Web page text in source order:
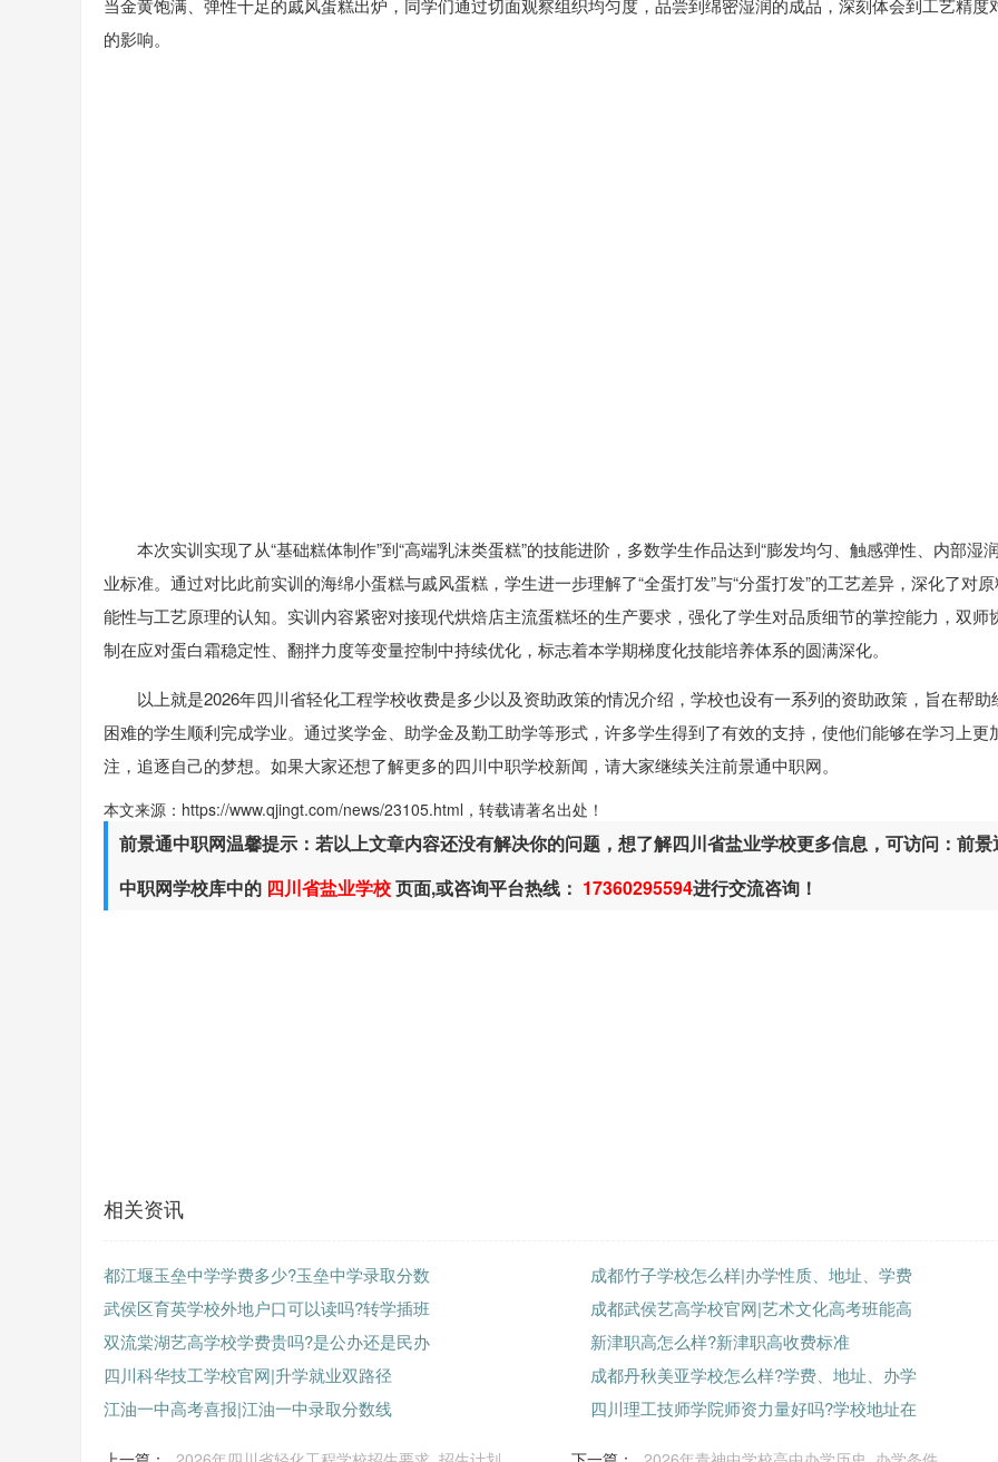
当金黄饱满、弹性十足的戚风蛋糕出炉，同学们通过切面观察组织均匀度，品尝到绵密湿润的成品，深刻体会到工艺精度
的影响。
本次实训实现了从“基础糕体制作”到“高端乳沫类蛋糕”的技能进阶，多数学生作品达到“膨发均匀、触感弹性、内部湿
业标准。通过对比此前实训的海绵小蛋糕与戚风蛋糕，学生进一步理解了“全蛋打发”与“分蛋打发”的工艺差异，深化了对
能性与工艺原理的认知。实训内容紧密对接现代烘焙店主流蛋糕坯的生产要求，强化了学生对品质细节的掌控能力，双师
制在应对蛋白霜稳定性、翻拌力度等变量控制中持续优化，标志着本学期梯度化技能培养体系的圆满深化。
以上就是2026年四川省轻化工程学校收费是多少以及资助政策的情况介绍，学校也设有一系列的资助政策，旨在帮助
困难的学生顺利完成学业。通过奖学金、助学金及勤工助学等形式，许多学生得到了有效的支持，使他们能够在学习上更
注，追逐自己的梦想。如果大家还想了解更多的四川中职学校新闻，请大家继续关注前景通中职网。
本文来源：https://www.qjingt.com/news/23105.html，转载请著名出处！
前景通中职网温馨提示：若以上文章内容还没有解决你的问题，想了解四川省盐业学校更多信息，可访问：前景
中职网学校库中的 四川省盐业学校页面,或咨询平台热线： 17360295594进行交流咨询！
相关资讯
都江堰玉垒中学学费多少?玉垒中学录取分数
成都竹子学校怎么样|办学性质、地址、学费
武侯区育英学校外地户口可以读吗?转学插班
成都武侯艺高学校官网|艺术文化高考班能高
双流棠湖艺高学校学费贵吗?是公办还是民办
新津职高怎么样?新津职高收费标准
四川科华技工学校官网|升学就业双路径
成都丹秋美亚学校怎么样?学费、地址、办学
江油一中高考喜报|江油一中录取分数线
四川理工技师学院师资力量好吗?学校地址在